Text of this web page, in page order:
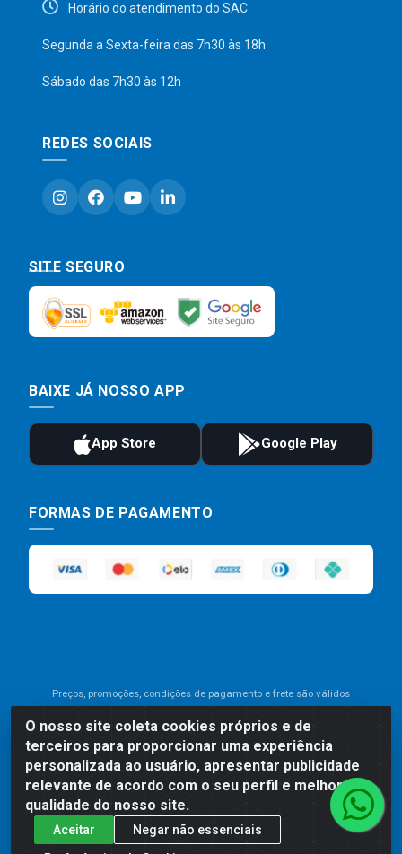
O nosso site coleta cookies próprios e de
terceiros para proporcionar uma experiência
personalizada ao usuário, apresentar publicidade
relevante de acordo com o seu perfil e melhorar a
qualidade do nosso site.
Aceitar
Negar não essenciais
Horário do atendimento do SAC
Segunda a Sexta-feira das 7h30 às 18h
Sábado das 7h30 às 12h
REDES SOCIAIS
SITE SEGURO
BAIXE JÁ NOSSO APP
FORMAS DE PAGAMENTO
Preços, promoções, condições de pagamento e frete são válidos
divergência de preço de um produto, será válido o preço que for
exibido no carrinho de compras do site no momento do pagamento.
As vendas estão sujeitas a análise e disponibilidade do estoque.
Imagens de produtos meramente ilustrativas.
Comercial de Construção 2001 LTDA - Av. Congresso
Eucarístico, 1179 - São José, Carpina - PE - CEP: 55811-
000 - 70.220.389/0001-66